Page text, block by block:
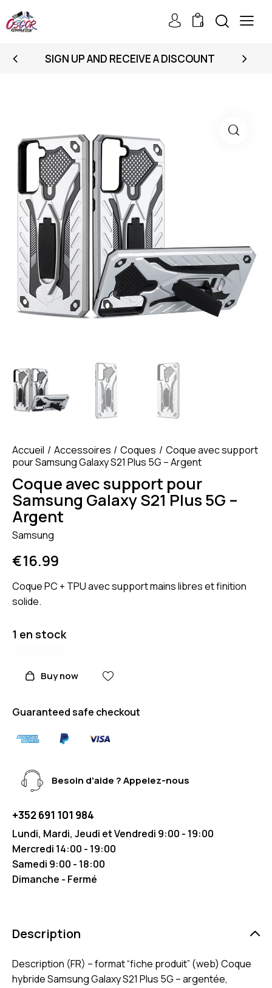
0
SIGN UP AND RECEIVE A DISCOUNT
Accueil Accessoires Coques
Coque avec support
pour Samsung Galaxy S21 Plus 5G – Argent
Coque avec support pour
Samsung Galaxy S21 Plus 5G –
Argent
Samsung
€16.99
Coque PC + TPU avec support mains libres et finition
solide.
1 en stock
Buy now
Guaranteed safe checkout
Besoin d'aide ? Appelez-nous
+352 691 101 984
Lundi, Mardi, Jeudi et Vendredi 9:00 - 19:00
Mercredi 14:00 - 19:00
Samedi 9:00 - 18:00
Dimanche - Fermé
Description
Description (FR) – format “fiche produit” (web) Coque
hybride Samsung Galaxy S21 Plus 5G – argentée,